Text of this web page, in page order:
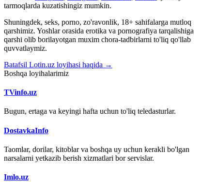
tarmoqlarda kuzatishingiz mumkin.
Shuningdek, seks, porno, zo'ravonlik, 18+ sahifalarga mutloq
qarshimiz. Yoshlar orasida erotika va pornografiya tarqalishiga
qarshi olib borilayotgan muxim chora-tadbirlarni to'liq qo'llab
quvvatlaymiz.
Batafsil Lotin.uz loyihasi haqida →
Boshqa loyihalarimiz
TVinfo.uz
Bugun, ertaga va keyingi hafta uchun to'liq teledasturlar.
DostavkaInfo
Taomlar, dorilar, kitoblar va boshqa uy uchun kerakli bo'lgan
narsalarni yetkazib berish xizmatlari bor servislar.
Imlo.uz